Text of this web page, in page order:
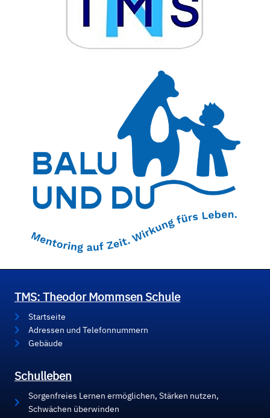
TMS: Theodor Mommsen Schule
Startseite
Adressen und Telefonnummern
Gebäude
Schulleben
Sorgenfreies Lernen ermöglichen, Stärken nutzen,
Schwächen überwinden